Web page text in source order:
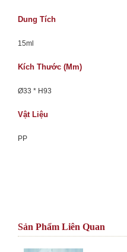
Dung Tích
15ml
Kích Thước (mm)
Ø33 * H93
Vật Liệu
PP
Sản Phẩm Liên Quan